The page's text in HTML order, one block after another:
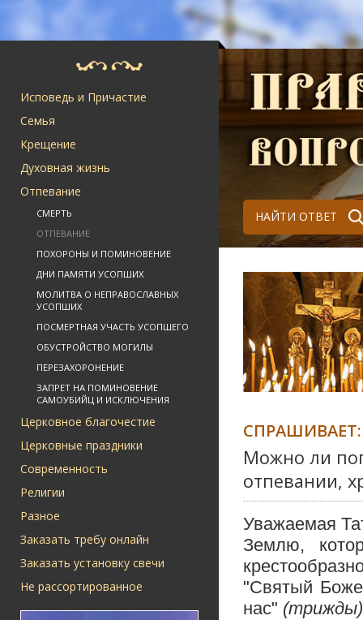
Исповедь и Причастие
Семья
Крещение
Духовная жизнь
Отпевание
СМЕРТЬ
ОТПЕВАНИЕ
ПОХОРОНЫ И ПОМИНОВЕНИЕ
ДНИ ПАМЯТИ УСОПШИХ
МОЛИТВА О НЕПРАВОСЛАВНЫХ
УСОПШИХ
ПОСМЕРТНАЯ УЧАСТЬ УСОПШЕГО
ОБУСТРОЙСТВО МОГИЛЫ
ПЕРЕЗАХОРОНЕНИЕ
ЗАПРЕТ НА ПОМИНОВЕНИЕ
САМОУБИЙЦ И ИСКЛЮЧЕНИЯ
Церковное благочестие
Церковные праздники
Современность
Религии
Разное
Заказать требу онлайн
Заказать установку свечи
Не рассортированное
НАЙТИ ОТВЕТ
СПРАШИВАЕТ:
Можно ли
отпевании,
Уважаемая
Землю,
"Святый
нас"